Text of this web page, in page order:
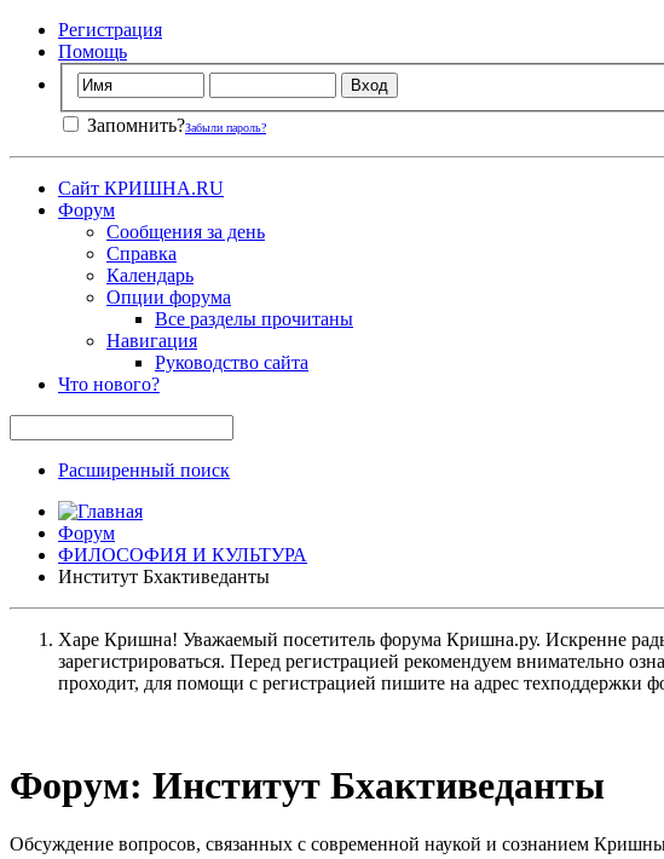
Регистрация
Помощь
Запомнить?Забыли пароль?
Сайт КРИШНА.RU
Форум
Сообщения за день
Справка
Календарь
Опции форума
Все разделы прочитаны
Навигация
Руководство сайта
Что нового?
Расширенный поиск
Форум
ФИЛОСОФИЯ И КУЛЬТУРА
Институт Бхактиведанты
Харе Кришна! Уважаемый посетитель форума Кришна.ру. Искренне
зарегистрироваться. Перед регистрацией рекомендуем
проходит, для помощи с регистрацией пишите на адрес
Форум: Институт Бхактиведанты
Обсуждение вопросов, связанных с современной наукой и сознанием